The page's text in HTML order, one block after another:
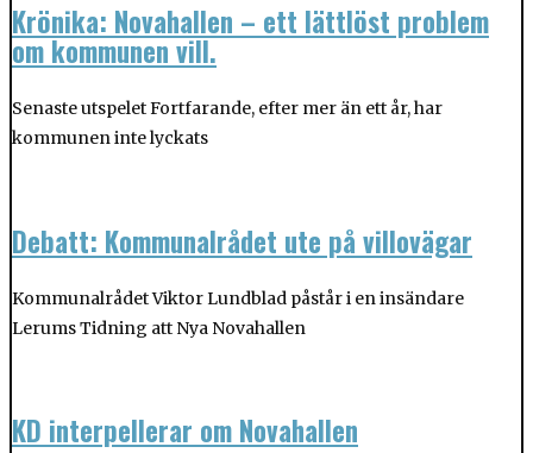
Krönika: Novahallen – ett lättlöst problem
om kommunen vill.
Senaste utspelet Fortfarande, efter mer än ett år, har
kommunen inte lyckats
Debatt: Kommunalrådet ute på villovägar
Kommunalrådet Viktor Lundblad påstår i en insändare
Lerums Tidning att Nya Novahallen
KD interpellerar om Novahallen